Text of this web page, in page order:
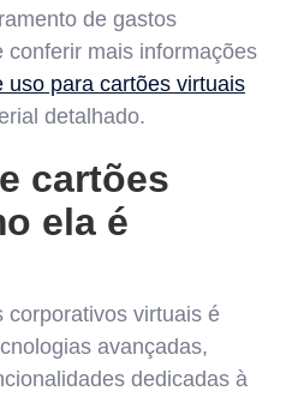
de gastos
conferir mais informações
uso para cartões virtuais
detalhado.
cartões
ela é
corporativos virtuais é
avançadas,
dedicadas à